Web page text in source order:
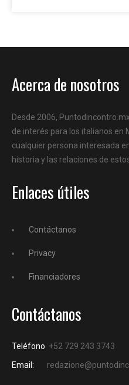
Acerca de nosotros
Desde 2006,
de interés para los italianos en
cualquier persona interesada
historia y las relaciones de
Enlaces útiles
Contáctanos
Privacy
Financiadores
Contáctanos
Teléfono +52 729 243 3743
Email: